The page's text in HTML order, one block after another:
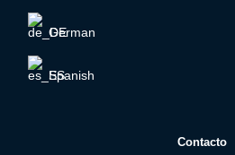
German
Spanish
Contacto